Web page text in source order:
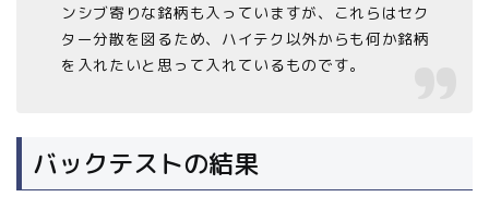
ンシブ寄りな銘柄も入っていますが、これらはセク
ター分散を図るため、ハイテク以外からも何か銘柄
を入れたいと思って入れているものです。
バックテストの結果